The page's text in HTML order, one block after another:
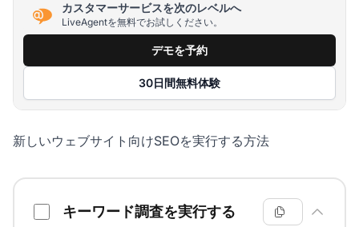
カスタマーサービスを次のレベルへ
LiveAgentを無料でお試しください。
デモを予約
30日間無料体験
新しいウェブサイト向けSEOを実行する方法
新しいウェブサイト向けSEOチェックリスト
キーワード調査を実行する